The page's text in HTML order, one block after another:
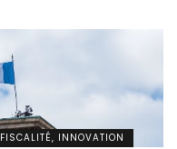
FISCALITÉ, INNOVATION